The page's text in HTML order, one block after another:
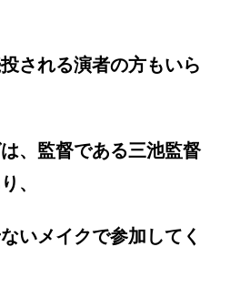
される演者の方もいら
、監督である三池監督
、
いメイクで参加してく